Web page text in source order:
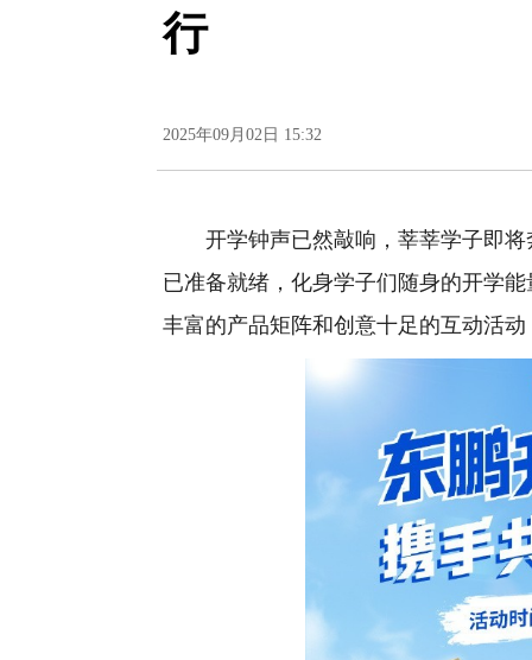
行
2025年09月02日 15:32
开学钟声已然敲响，莘莘学子即将
已准备就绪，化身学子们随身的开学
丰富的产品矩阵和创意十足的互动活